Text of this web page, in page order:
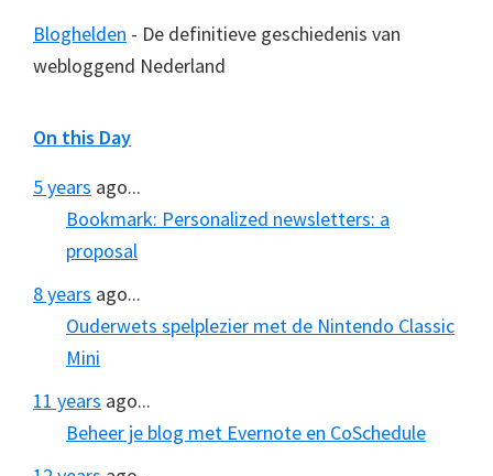
Bloghelden - De definitieve geschiedenis van
webloggend Nederland
On this Day
5 years ago...
Bookmark: Personalized newsletters: a
proposal
8 years ago...
Ouderwets spelplezier met de Nintendo Classic
Mini
11 years ago...
Beheer je blog met Evernote en CoSchedule